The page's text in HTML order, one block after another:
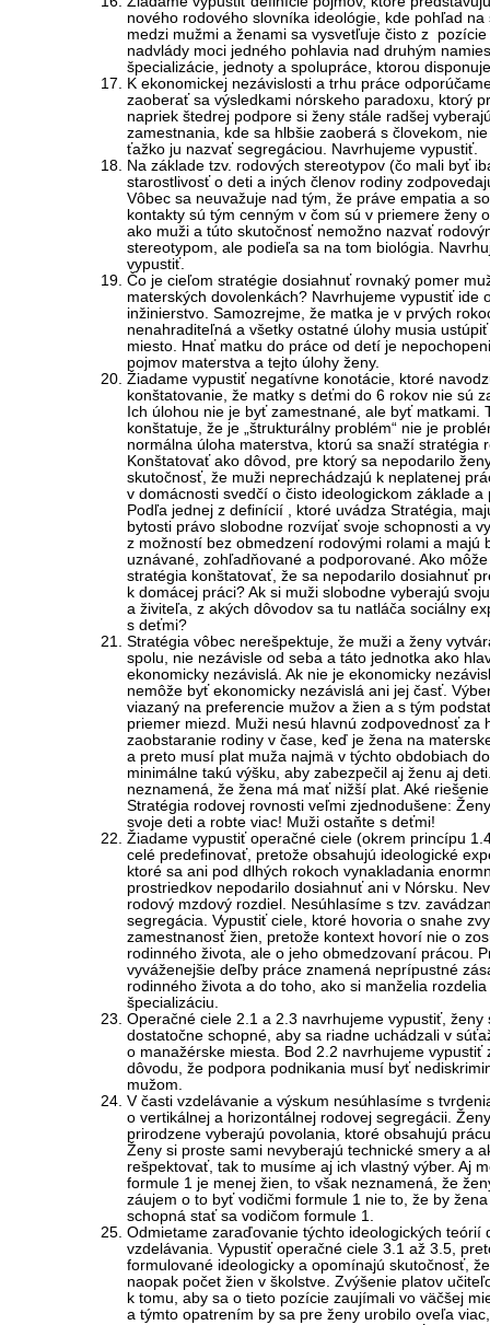
nového rodového slovníka ideológie, kde pohľad na
medzi mužmi a ženami sa vysvetľuje čisto z pozície
nadvlády moci jedného pohlavia nad druhým
špecializácie, jednoty a spolupráce, ktorou
K ekonomickej nezávislosti a trhu práce
zaoberať sa výsledkami nórskeho paradoxu, ktorý
napriek štedrej podpore si ženy stále radšej
zamestnania, kde sa hlbšie zaoberá s človekom,
ťažko ju nazvať segregáciou. Navrhujeme vypustiť.
Na základe tzv. rodových stereotypov (čo mali byť
starostlivosť o deti a iných členov rodiny
Vôbec sa neuvažuje nad tým, že práve empatia a
kontakty sú tým cenným v čom sú v priemere ženy
ako muži a túto skutočnosť nemožno nazvať
stereotypom, ale podieľa sa na tom biológia.
vypustiť.
Čo je cieľom stratégie dosiahnuť rovnaký pomer
materských dovolenkách? Navrhujeme vypustiť ide
inžinierstvo. Samozrejme, že matka je v prvých
nenahraditeľná a všetky ostatné úlohy musia
miesto. Hnať matku do práce od detí je
pojmov materstva a tejto úlohy ženy.
Žiadame vypustiť negatívne konotácie, ktoré
konštatovanie, že matky s deťmi do 6 rokov nie sú
Ich úlohou nie je byť zamestnané, ale byť matkami.
konštatuje, že je „štrukturálny problém“ nie je
normálna úloha materstva, ktorú sa snaží stratégia
Konštatovať ako dôvod, pre ktorý sa nepodarilo
skutočnosť, že muži neprechádzajú k neplatenej
v domácnosti svedčí o čisto ideologickom základe a
Podľa jednej z definícií , ktoré uvádza Stratégia,
bytosti právo slobodne rozvíjať svoje schopnosti a
z možností bez obmedzení rodovými rolami a majú
uznávané, zohľadňované a podporované. Ako
stratégia konštatovať, že sa nepodarilo dosiahnuť
k domácej práci? Ak si muži slobodne vyberajú
a živiteľa, z akých dôvodov sa tu natláča sociálny
s deťmi?
Stratégia vôbec nerešpektuje, že muži a ženy
spolu, nie nezávisle od seba a táto jednotka ako
ekonomicky nezávislá. Ak nie je ekonomicky
nemôže byť ekonomicky nezávislá ani jej časť.
viazaný na preferencie mužov a žien a s tým
priemer miezd. Muži nesú hlavnú zodpovednosť za
zaobstaranie rodiny v čase, keď je žena na
a preto musí plat muža najmä v týchto obdobiach
minimálne takú výšku, aby zabezpečil aj ženu aj
neznamená, že žena má mať nižší plat. Aké
Stratégia rodovej rovnosti veľmi zjednodušene:
svoje deti a robte viac! Muži ostaňte s deťmi!
Žiadame vypustiť operačné ciele (okrem princípu
celé predefinovať, pretože obsahujú ideologické
ktoré sa ani pod dlhých rokoch vynakladania
prostriedkov nepodarilo dosiahnuť ani v Nórsku.
rodový mzdový rozdiel. Nesúhlasíme s tzv.
segregácia. Vypustiť ciele, ktoré hovoria o snahe
zamestnanosť žien, pretože kontext hovorí nie o
rodinného života, ale o jeho obmedzovaní prácou.
vyváženejšie deľby práce znamená neprípustné
rodinného života a do toho, ako si manželia rozdelia
špecializáciu.
Operačné ciele 2.1 a 2.3 navrhujeme vypustiť, ženy
dostatočne schopné, aby sa riadne uchádzali v
o manažérske miesta. Bod 2.2 navrhujeme vypustiť
dôvodu, že podpora podnikania musí byť
mužom.
V časti vzdelávanie a výskum nesúhlasíme s
o vertikálnej a horizontálnej rodovej segregácii.
prirodzene vyberajú povolania, ktoré obsahujú
Ženy si proste sami nevyberajú technické smery a
rešpektovať, tak to musíme aj ich vlastný výber. Aj
formule 1 je menej žien, to však neznamená, že
záujem o to byť vodičmi formule 1 nie to, že by
schopná stať sa vodičom formule 1.
Odmietame zaraďovanie týchto ideologických teórií
vzdelávania. Vypustiť operačné ciele 3.1 až 3.5,
formulované ideologicky a opomínajú skutočnosť,
naopak počet žien v školstve. Zvýšenie platov
k tomu, aby sa o tieto pozície zaujímali vo väčšej
a týmto opatrením by sa pre ženy urobilo oveľa